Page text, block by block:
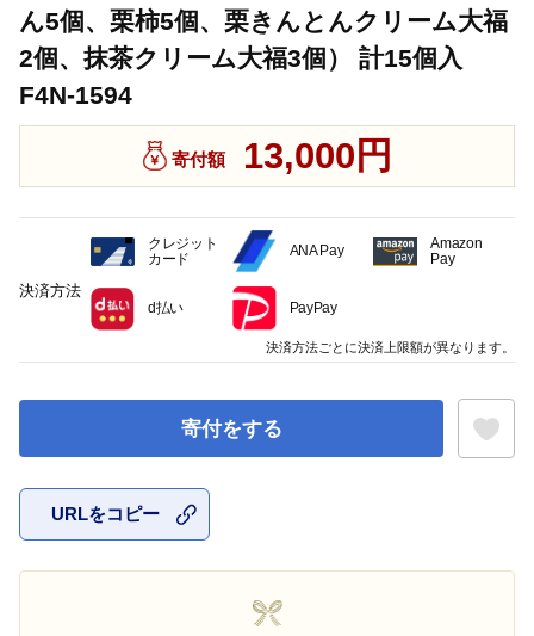
ん5個、栗柿5個、栗きんとんクリーム大福
2個、抹茶クリーム大福3個） 計15個入
F4N-1594
寄付額 13,000円
寄付をする
URLをコピー
決済方法
クレジット
カード
ANA Pay
Amazon
Pay
d払い PayPay
決済方法ごとに決済上限額が異なります。